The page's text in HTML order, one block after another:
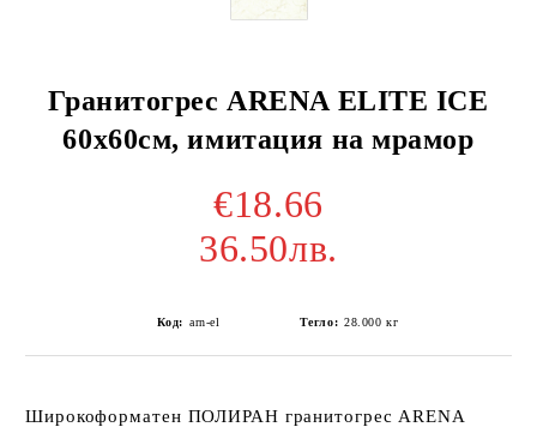
Гранитогрес ARENA ELITE ICE
60х60см, имитация на мрамор
€18.66
36.50лв.
Код: arn-el Тегло: 28.000 кг
Широкоформатен ПОЛИРАН гранитогрес ARENA